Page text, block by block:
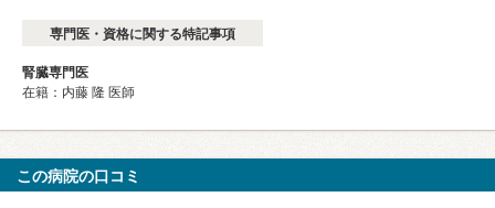
専門医・資格に関する特記事項
腎臓専門医
在籍：内藤 隆 医師
この病院の口コミ